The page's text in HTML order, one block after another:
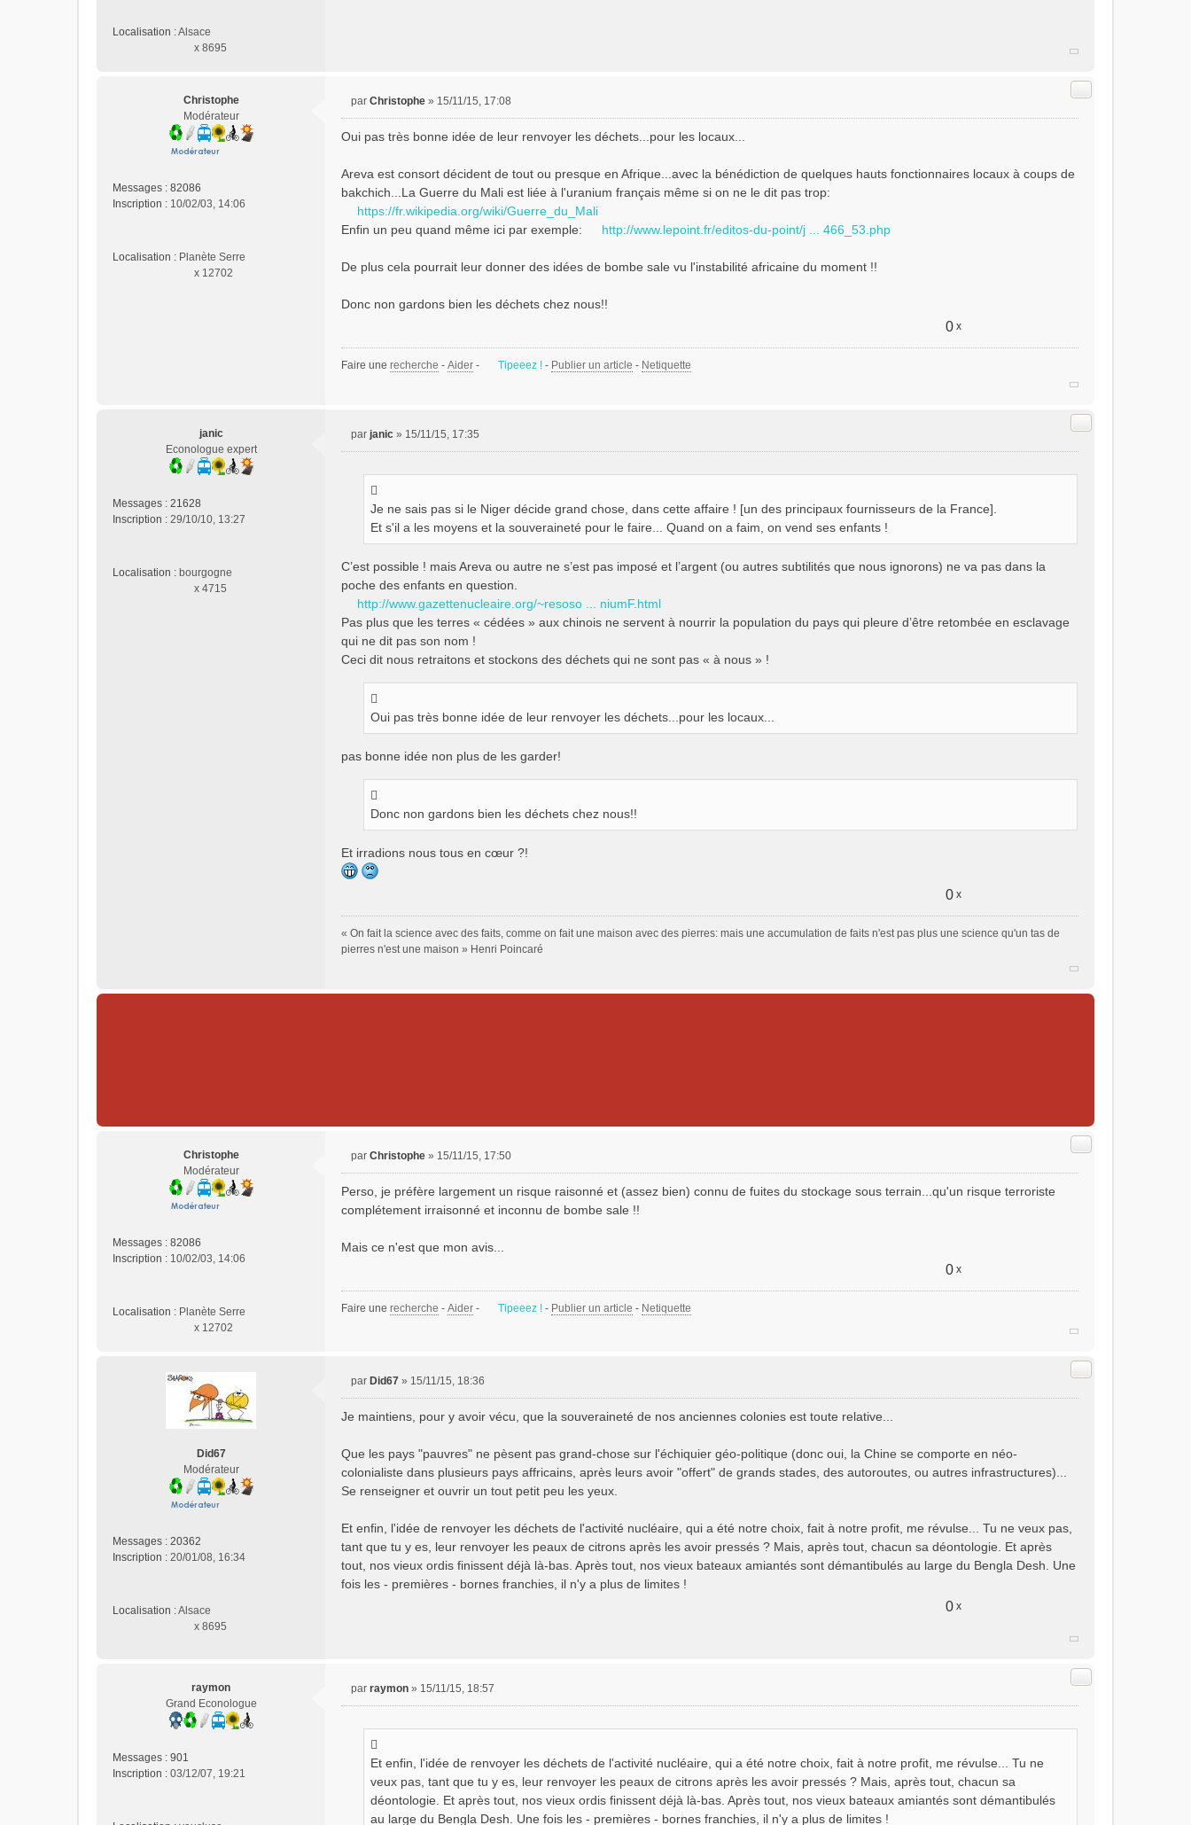
Localisation :Alsace
x 8695
Christophe
Modérateur
Messages : 82086
Inscription : 10/02/03, 14:06
Localisation : Planète Serre
x 12702
Citer
s
a
g
l
par Christophe » 15/11/15, 17:08
Oui pas très bonne idée de leur renvoyer les déchets...pour les locaux...
Areva est consort décident de tout ou presque en Afrique...avec la bénédiction de quelques hauts fonctionnaires locaux à coups de
bakchich...La Guerre du Mali est liée à l'uranium français même si on ne le dit pas trop:
https://fr.wikipedia.org/wiki/Guerre_du_Mali
Enfin un peu quand même ici par exemple:
http://www.lepoint.fr/editos-du-point/j ... 466_53.php
De plus cela pourrait leur donner des idées de bombe sale vu l'instabilité africaine du moment !!
Donc non gardons bien les déchets chez nous!!
0 x
Faire une recherche - Aider - Tipeeez ! - Publier un article - Netiquette
janic
Econologue expert
Messages : 21628
Inscription : 29/10/10, 13:27
Localisation : bourgogne
x 4715
Citer
o
n
u
par janic » 15/11/15, 17:35
Je ne sais pas si le Niger décide grand chose, dans cette affaire ! [un des principaux fournisseurs de la France].
Et s'il a les moyens et la souveraineté pour le faire... Quand on a faim, on vend ses enfants !
C’est possible ! mais Areva ou autre ne s’est pas imposé et l’argent (ou autres subtilités que nous ignorons) ne va pas dans la
poche des enfants en question.
http://www.gazettenucleaire.org/~resoso ... niumF.html
Pas plus que les terres « cédées » aux chinois ne servent à nourrir la population du pays qui pleure d’être retombée en esclavage
qui ne dit pas son nom !
Ceci dit nous retraitons et stockons des déchets qui ne sont pas « à nous » !
Oui pas très bonne idée de leur renvoyer les déchets...pour les locaux...
pas bonne idée non plus de les garder!
Donc non gardons bien les déchets chez nous!!
Et irradions nous tous en cœur ?!
0 x
« On fait la science avec des faits, comme on fait une maison avec des pierres: mais une accumulation de faits n'est pas plus une science qu'un tas de
pierres n'est une maison » Henri Poincaré
Christophe
Modérateur
Messages : 82086
Inscription : 10/02/03, 14:06
Localisation : Planète Serre
x 12702
Citer
s
s
g
o
n
par Christophe » 15/11/15, 17:50
Perso, je préfère largement un risque raisonné et (assez bien) connu de fuites du stockage sous terrain...qu'un risque terroriste
complétement irraisonné et inconnu de bombe sale !!
Mais ce n'est que mon avis...
0 x
Faire une recherche - Aider - Tipeeez ! - Publier un article - Netiquette
Did67
Modérateur
Messages : 20362
Inscription : 20/01/08, 16:34
Localisation :Alsace
x 8695
Citer
s
a
g
e
n
l
u
par Did67 » 15/11/15, 18:36
Je maintiens, pour y avoir vécu, que la souveraineté de nos anciennes colonies est toute relative...
Que les pays "pauvres" ne pèsent pas grand-chose sur l'échiquier géo-politique (donc oui, la Chine se comporte en néo-
colonialiste dans plusieurs pays affricains, après leurs avoir "offert" de grands stades, des autoroutes, ou autres infrastructures)...
Se renseigner et ouvrir un tout petit peu les yeux.
Et enfin, l'idée de renvoyer les déchets de l'activité nucléaire, qui a été notre choix, fait à notre profit, me révulse... Tu ne veux pas,
tant que tu y es, leur renvoyer les peaux de citrons après les avoir pressés ? Mais, après tout, chacun sa déontologie. Et après
tout, nos vieux ordis finissent déjà là-bas. Après tout, nos vieux bateaux amiantés sont démantibulés au large du Bengla Desh. Une
fois les - premières - bornes franchies, il n'y a plus de limites !
0 x
raymon
Grand Econologue
Messages : 901
Inscription : 03/12/07, 19:21
Citer
par raymon » 15/11/15, 18:57
Et enfin, l'idée de renvoyer les déchets de l'activité nucléaire, qui a été notre choix, fait à notre profit, me révulse... Tu ne
veux pas, tant que tu y es, leur renvoyer les peaux de citrons après les avoir pressés ? Mais, après tout, chacun sa
déontologie. Et après tout, nos vieux ordis finissent déjà là-bas. Après tout, nos vieux bateaux amiantés sont démantibulés
au large du Bengla Desh. Une fois les - premières - bornes franchies, il n'y a plus de limites !